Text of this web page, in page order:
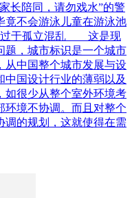
长陪同，请勿戏水”的警
竟不会游泳儿童在游泳池
过于孤立混乱 这是现
题，城市标识是一个城市
从中国整个城市发展与设
国设计行业的薄弱以及
如很少从整个室外环境考
环境不协调。而且对整个
调的规划，这就使得在需